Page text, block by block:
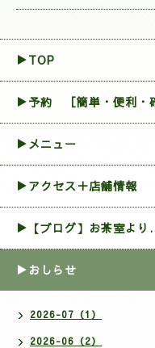
▶TOP
▶︎予約 ［簡単・便利・
▶メニュー
▶アクセス＋店舗情報
▶【ブログ】お茶室より
▶おしらせ
2026-07（1）
2026-06（2）